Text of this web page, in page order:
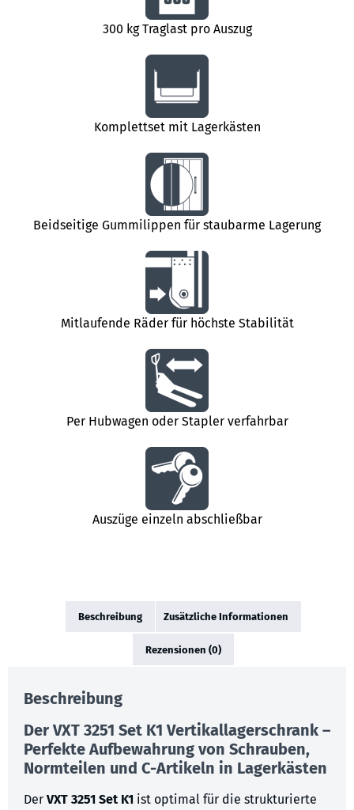
300 kg Traglast pro Auszug
Komplettset mit Lagerkästen
Beidseitige Gummilippen für staubarme Lagerung
Mitlaufende Räder für höchste Stabilität
Per Hubwagen oder Stapler verfahrbar
Auszüge einzeln abschließbar
Beschreibung Zusätzliche Informationen
Rezensionen (0)
Beschreibung
DerVXT 3251 Set K1 Vertikallagerschrank –
Perfekte Aufbewahrung von Schrauben,
Normteilen und C-Artikeln in Lagerkästen
Der VXT 3251 Set K1 ist optimal für die strukturierte